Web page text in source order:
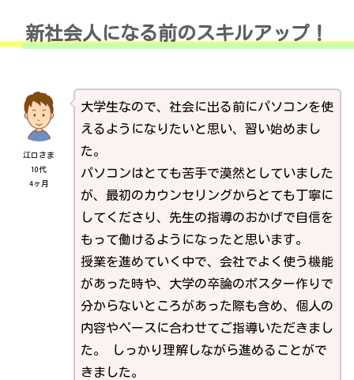
新社会人になる前のスキルアップ！
江口さま
10代
4ヶ月
大学生なので、社会に出る前にパソコンを使
えるようになりたいと思い、習い始めまし
た。
パソコンはとても苦手で漠然としていました
が、最初のカウンセリングからとても丁寧に
してくださり、先生の指導のおかげで自信を
もって働けるようになったと思います。
授業を進めていく中で、会社でよく使う機能
があった時や、大学の卒論のポスター作りで
分からないところがあった際も含め、個人の
内容やペースに合わせてご指導いただきまし
た。 しっかり理解しながら進めることがで
きました。